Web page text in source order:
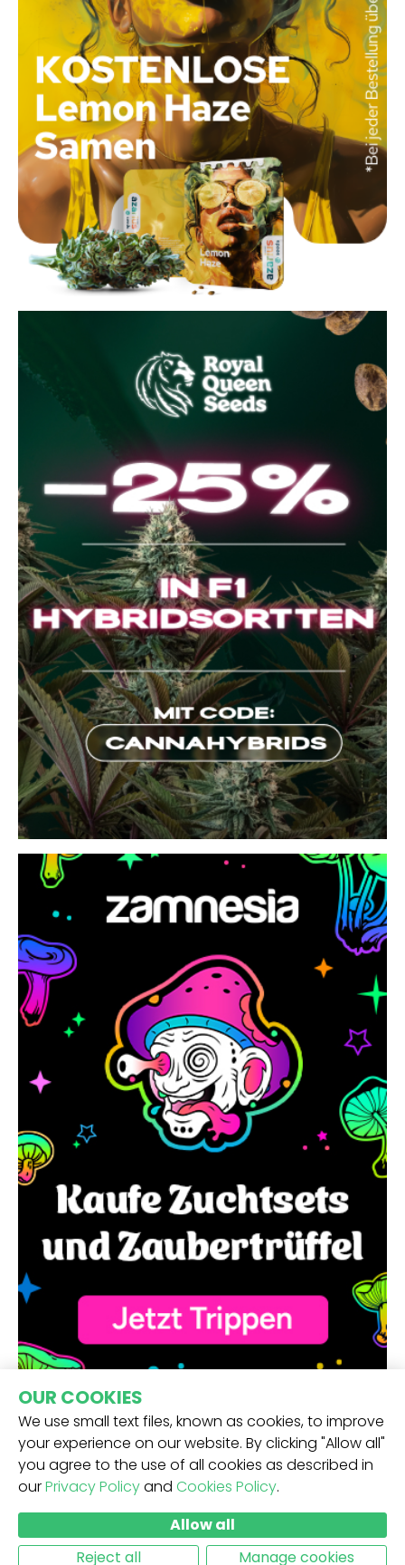
ERHALTE UNSEREN NEWSLETTER -
ABSCHICKEN
OUR COOKIES
We use small text files, known as cookies, to improve
your experience on our website. By clicking "Allow all"
you agree to the use of all cookies as described in
ourPrivacy Policyand Cookies Policy.
Allow all
Reject all
Manage cookies